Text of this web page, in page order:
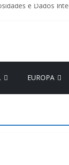
e Dados
EUROPA